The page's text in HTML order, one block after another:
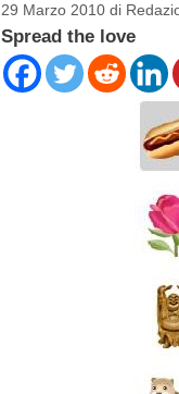
29 Marzo 2010 di
Spread the love